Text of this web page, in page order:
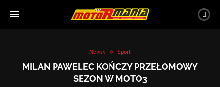
Newsy Sport
MILAN PAWELEC KOŃCZY PRZEŁOMOWY
SEZON W MOTO3